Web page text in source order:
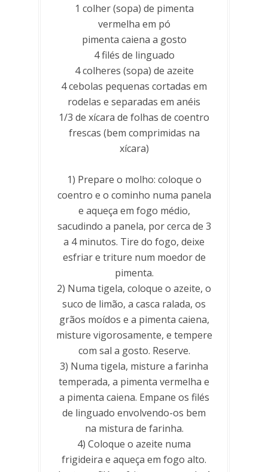
1 colher (sopa) de pimenta
vermelha em pó
pimenta caiena a gosto
4 filés de linguado
4 colheres (sopa) de azeite
4 cebolas pequenas cortadas em
rodelas e separadas em anéis
1/3 de xícara de folhas de coentro
frescas (bem comprimidas na
xícara)
1) Prepare o molho: coloque o
coentro e o cominho numa panela
e aqueça em fogo médio,
sacudindo a panela, por cerca de 3
a 4 minutos. Tire do fogo, deixe
esfriar e triture num moedor de
pimenta.
2) Numa tigela, coloque o azeite, o
suco de limão, a casca ralada, os
grãos moídos e a pimenta caiena,
misture vigorosamente, e tempere
com sal a gosto. Reserve.
3) Numa tigela, misture a farinha
temperada, a pimenta vermelha e
a pimenta caiena. Empane os filés
de linguado envolvendo-os bem
na mistura de farinha.
4) Coloque o azeite numa
frigideira e aqueça em fogo alto.